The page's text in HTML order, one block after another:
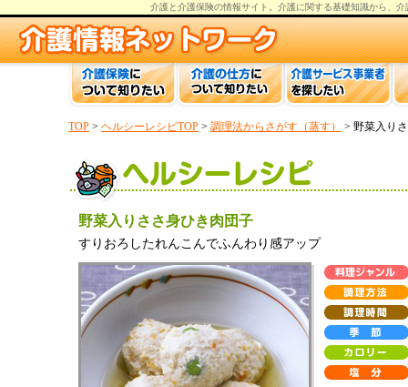
介護と介護保険の情報サイト。 介護に関する基礎知識から、 介
TOP > ヘルシーレシピTOP > 調理法からさがす（蒸す） > 野菜入り
野菜入りささ身ひき肉団子
すりおろしたれんこんでふんわり感アップ